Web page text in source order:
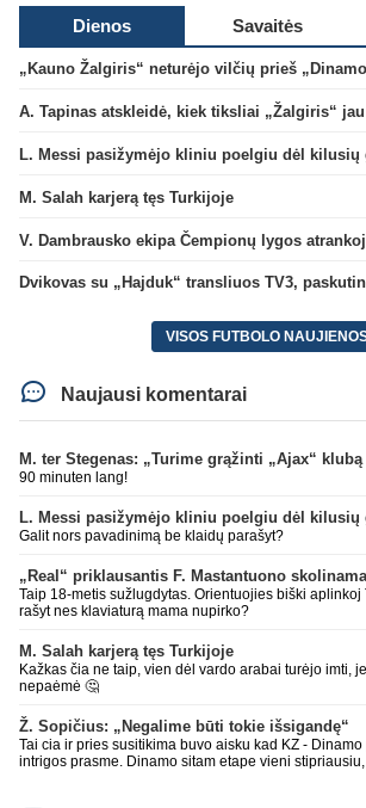
Dienos Savaitės
„Kauno Žalgiris“ neturėjo vilčių prieš
M. Salah karjerą tęs Turkijoje
VISOS FUTBOLO
Naujausi komentarai
90 minuten lang!
Galit nors pavadinimą be klaidų parašyt?
Taip 18-metis sužlugdytas. Orientuojies biški aplinkoj
rašyt nes klaviaturą mama nupirko?
M. Salah karjerą tęs Turkijoje
Kažkas čia ne taip, vien dėl vardo arabai turėjo imti,
nepaėmė 🤔
Ž. Sopičius: „Negalime būti tokie išsigandę“
Tai cia ir pries susitikima buvo aisku kad KZ -
intrigos prasme. Dinamo sitam etape vieni